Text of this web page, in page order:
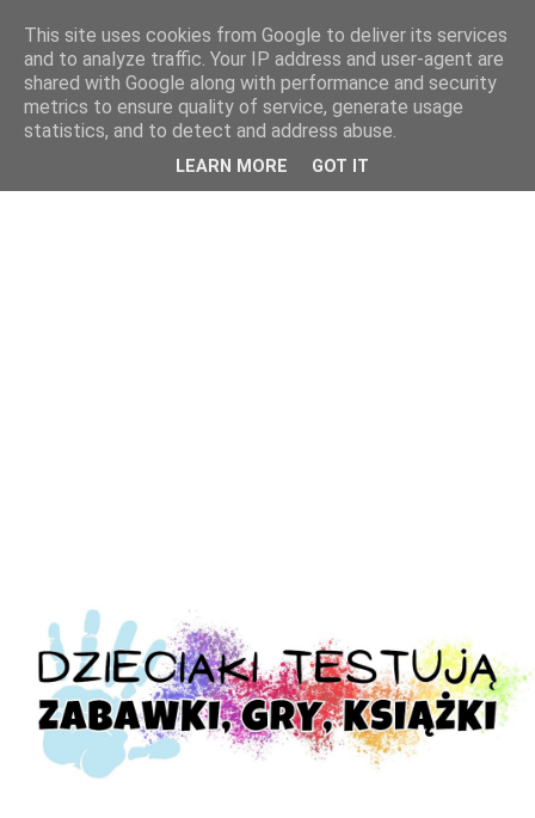
This site uses cookies from Google to deliver its services
and to analyze traffic. Your IP address and user-agent are
shared with Google along with performance and security
metrics to ensure quality of service, generate usage
statistics, and to detect and address abuse.
LEARN MORE GOT IT